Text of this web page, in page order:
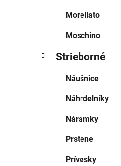
Morellato
Moschino
Strieborné
Náušnice
Náhrdelníky
Náramky
Prstene
Prívesky